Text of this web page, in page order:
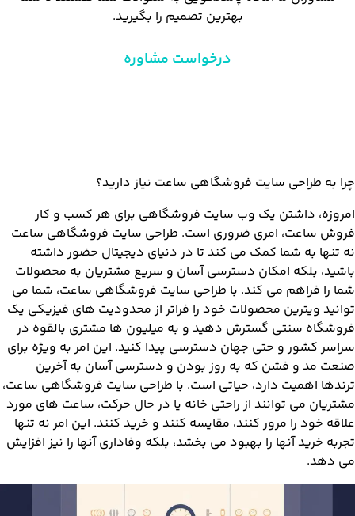
بهترین تصمیم را بگیرید.
درخواست مشاوره
چرا به طراحی سایت فروشگاهی ساعت نیاز دارید؟
امروزه، داشتن یک وب سایت فروشگاهی برای هر کسب و کار
فروش ساعت، امری ضروری است. طراحی سایت فروشگاهی ساعت
نه تنها به شما کمک می کند تا در دنیای دیجیتال حضور داشته
باشید، بلکه امکان دسترسی آسان و سریع مشتریان به محصولات
شما را فراهم می کند. با طراحی سایت فروشگاهی ساعت، شما می
توانید ویترین محصولات خود را فراتر از محدودیت های فیزیکی یک
فروشگاه سنتی گسترش دهید و به میلیون ها مشتری بالقوه در
سراسر کشور و حتی جهان دسترسی پیدا کنید. این امر به ویژه برای
صنعت مد و فشن که به روز بودن و دسترسی آسان به آخرین
ترندها اهمیت دارد، حیاتی است. با طراحی سایت فروشگاهی ساعت،
مشتریان می توانند از راحتی خانه یا در حال حرکت، ساعت های مورد
علاقه خود را مرور کنند، مقایسه کنند و خرید کنند. این امر نه تنها
تجربه خرید آنها را بهبود می بخشد، بلکه وفاداری آنها را نیز افزایش
می دهد.